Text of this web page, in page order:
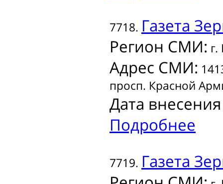
7718. Газета
Регион СМИ:
Адрес СМИ:
просп. Красной
Дата
Подробнее
7719. Газета